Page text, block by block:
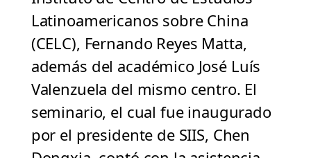
Latinoamericanos sobre China
(CELC), Fernando Reyes Matta,
además del académico José Luís
Valenzuela del mismo centro. El
seminario, el cual fue inaugurado
por el presidente de SIIS, Chen